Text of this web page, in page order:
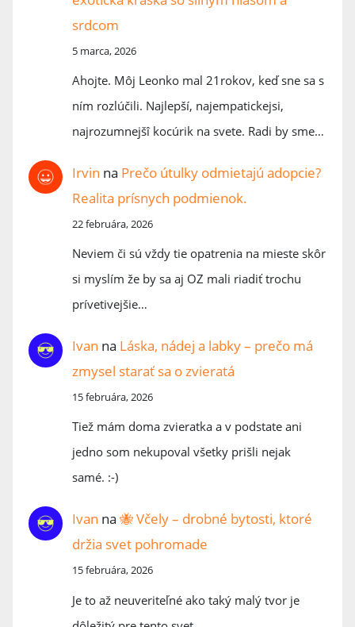
srdcom
5 marca, 2026
Ahojte. Môj Leonko mal 21rokov, keď sne sa s
ním rozlúčili. Najlepší, najempatickejsi,
najrozumnejšî kocúrik na svete. Radi by sme…
Irvin na Prečo útulky odmietajú adopcie?
Realita prísnych podmienok.
22 februára, 2026
Neviem či sú vždy tie opatrenia na mieste skôr
si myslím že by sa aj OZ mali riadiť trochu
prívetivejšie…
Ivan na Láska, nádej a labky – prečo má
zmysel starať sa o zvieratá
15 februára, 2026
Tiež mám doma zvieratka a v podstate ani
jedno som nekupoval všetky prišli nejak
samé. :-)
Ivan na🐝 Včely – drobné bytosti, ktoré
držia svet pohromade
15 februára, 2026
Je to až neuveriteľné ako taký malý tvor je